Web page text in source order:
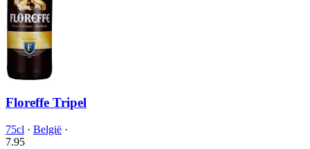
Floreffe Tripel
75cl · België ·
7.95